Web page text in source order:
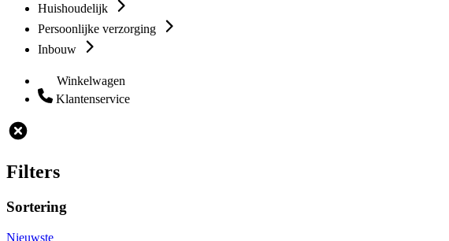
Huishoudelijk
Persoonlijke verzorging
Inbouw
Winkelwagen
Klantenservice
Filters
Sortering
Nieuwste